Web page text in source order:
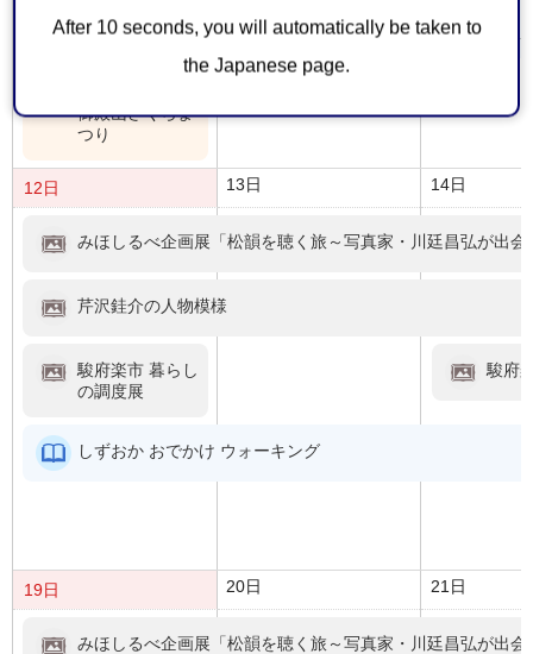
After 10 seconds, you will automatically be taken to
the Japanese page.
御殿山さくらま
つり
12日 13日 14日
みほしるべ企画展「松韻を聴く旅～写真家・川廷昌弘が出
芹沢銈介の人物模様
駿府楽市 暮らし
の調度展
駿府
しずおか おでかけ ウォーキング
19日 20日 21日
みほしるべ企画展「松韻を聴く旅～写真家・川廷昌弘が出